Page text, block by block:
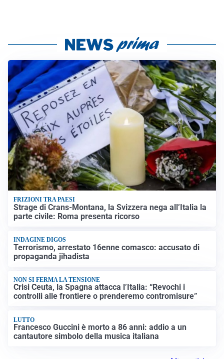
FRIZIONI TRA PAESI
Strage di Crans-Montana, la Svizzera nega all’Italia la
parte civile: Roma presenta ricorso
INDAGINE DIGOS
Terrorismo, arrestato 16enne comasco: accusato di
propaganda jihadista
NON SI FERMA LA TENSIONE
Crisi Ceuta, la Spagna attacca l’Italia: “Revochi i
controlli alle frontiere o prenderemo contromisure”
LUTTO
Francesco Guccini è morto a 86 anni: addio a un
cantautore simbolo della musica italiana